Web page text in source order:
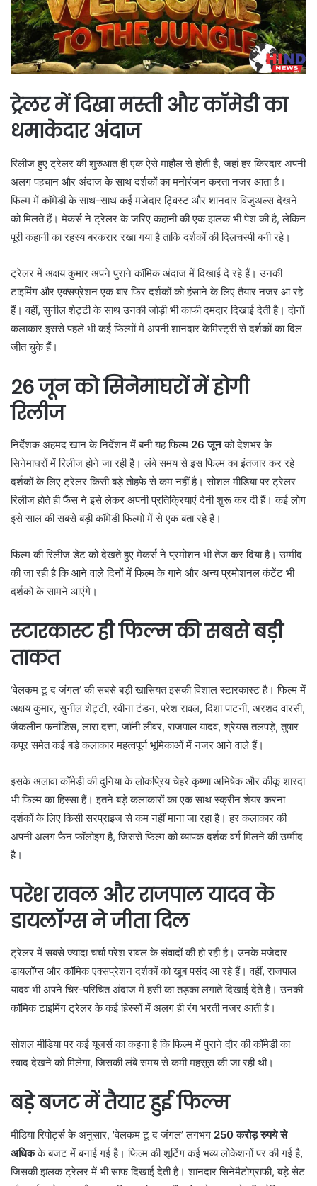
ट्रेलर में दिखा मस्ती और कॉमेडी का
धमाकेदार अंदाज
रिलीज हुए ट्रेलर की शुरुआत ही एक ऐसे माहौल से होती है, जहां हर किरदार अपनी
अलग पहचान और अंदाज के साथ दर्शकों का मनोरंजन करता नजर आता है।
फिल्म में कॉमेडी के साथ-साथ कई मजेदार ट्विस्ट और शानदार विजुअल्स देखने
को मिलते हैं। मेकर्स ने ट्रेलर के जरिए कहानी की एक झलक भी पेश की है, लेकिन
पूरी कहानी का रहस्य बरकरार रखा गया है ताकि दर्शकों की दिलचस्पी बनी रहे।
ट्रेलर में अक्षय कुमार अपने पुराने कॉमिक अंदाज में दिखाई दे रहे हैं। उनकी
टाइमिंग और एक्सप्रेशन एक बार फिर दर्शकों को हंसाने के लिए तैयार नजर आ रहे
हैं। वहीं, सुनील शेट्टी के साथ उनकी जोड़ी भी काफी दमदार दिखाई देती है। दोनों
कलाकार इससे पहले भी कई फिल्मों में अपनी शानदार केमिस्ट्री से दर्शकों का दिल
जीत चुके हैं।
26 जून को सिनेमाघरों में होगी
रिलीज
निर्देशक अहमद खान के निर्देशन में बनी यह फिल्म 26 जूनको देशभर के
सिनेमाघरों में रिलीज होने जा रही है। लंबे समय से इस फिल्म का इंतजार कर रहे
दर्शकों के लिए ट्रेलर किसी बड़े तोहफे से कम नहीं है। सोशल मीडिया पर ट्रेलर
रिलीज होते ही फैंस ने इसे लेकर अपनी प्रतिक्रियाएं देनी शुरू कर दी हैं। कई लोग
इसे साल की सबसे बड़ी कॉमेडी फिल्मों में से एक बता रहे हैं।
फिल्म की रिलीज डेट को देखते हुए मेकर्स ने प्रमोशन भी तेज कर दिया है। उम्मीद
की जा रही है कि आने वाले दिनों में फिल्म के गाने और अन्य प्रमोशनल कंटेंट भी
दर्शकों के सामने आएंगे।
स्टारकास्ट ही फिल्म की सबसे बड़ी
ताकत
‘वेलकम टू द जंगल’ की सबसे बड़ी खासियत इसकी विशाल स्टारकास्ट है। फिल्म में
अक्षय कुमार, सुनील शेट्टी, रवीना टंडन, परेश रावल, दिशा पाटनी, अरशद वारसी,
जैकलीन फर्नांडिस, लारा दत्ता, जॉनी लीवर, राजपाल यादव, श्रेयस तलपड़े, तुषार
कपूर समेत कई बड़े कलाकार महत्वपूर्ण भूमिकाओं में नजर आने वाले हैं।
इसके अलावा कॉमेडी की दुनिया के लोकप्रिय चेहरे कृष्णा अभिषेक और कीकू शारदा
भी फिल्म का हिस्सा हैं। इतने बड़े कलाकारों का एक साथ स्क्रीन शेयर करना
दर्शकों के लिए किसी सरप्राइज से कम नहीं माना जा रहा है। हर कलाकार की
अपनी अलग फैन फॉलोइंग है, जिससे फिल्म को व्यापक दर्शक वर्ग मिलने की उम्मीद
है।
परेश रावल और राजपाल यादव के
डायलॉग्स ने जीता दिल
ट्रेलर में सबसे ज्यादा चर्चा परेश रावल के संवादों की हो रही है। उनके मजेदार
डायलॉग्स और कॉमिक एक्सप्रेशन दर्शकों को खूब पसंद आ रहे हैं। वहीं, राजपाल
यादव भी अपने चिर-परिचित अंदाज में हंसी का तड़का लगाते दिखाई देते हैं। उनकी
कॉमिक टाइमिंग ट्रेलर के कई हिस्सों में अलग ही रंग भरती नजर आती है।
सोशल मीडिया पर कई यूजर्स का कहना है कि फिल्म में पुराने दौर की कॉमेडी का
स्वाद देखने को मिलेगा, जिसकी लंबे समय से कमी महसूस की जा रही थी।
बड़े बजट में तैयार हुई फिल्म
मीडिया रिपोर्ट्स के अनुसार, ‘वेलकम टू द जंगल’ लगभग 250 करोड़ रुपये से
अधिकके बजट में बनाई गई है। फिल्म की शूटिंग कई भव्य लोकेशनों पर की गई है,
जिसकी झलक ट्रेलर में भी साफ दिखाई देती है। शानदार सिनेमैटोग्राफी, बड़े सेट